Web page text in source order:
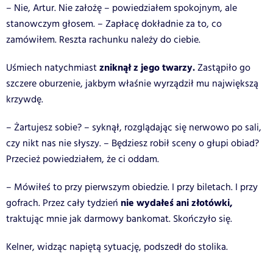
– Nie, Artur. Nie założę – powiedziałem spokojnym, ale
stanowczym głosem. – Zapłacę dokładnie za to, co
zamówiłem. Reszta rachunku należy do ciebie.
Uśmiech natychmiastzniknął z jego twarzy.Zastąpiło go
szczere oburzenie, jakbym właśnie wyrządził mu największą
krzywdę.
– Żartujesz sobie? – syknął, rozglądając się nerwowo po sali,
czy nikt nas nie słyszy. – Będziesz robił sceny o głupi obiad?
Przecież powiedziałem, że ci oddam.
– Mówiłeś to przy pierwszym obiedzie. I przy biletach. I przy
gofrach. Przez cały tydzień nie wydałeś ani złotówki,
traktując mnie jak darmowy bankomat. Skończyło się.
Kelner, widząc napiętą sytuację, podszedł do stolika.